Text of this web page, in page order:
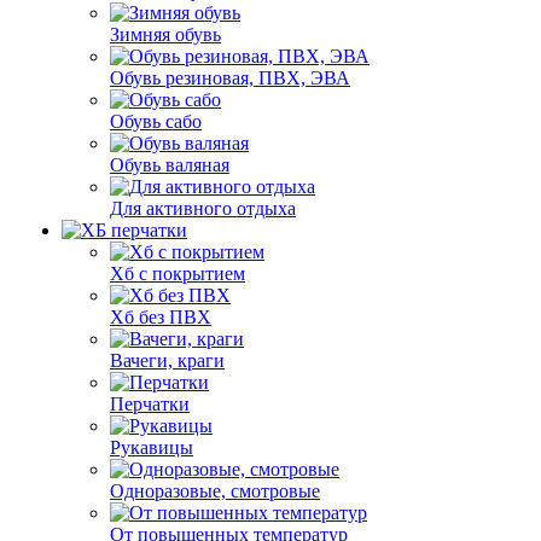
Зимняя обувь
Обувь резиновая, ПВХ, ЭВА
Обувь сабо
Обувь валяная
Для активного отдыха
Хб с покрытием
Хб без ПВХ
Вачеги, краги
Перчатки
Рукавицы
Одноразовые, смотровые
От повышенных температур